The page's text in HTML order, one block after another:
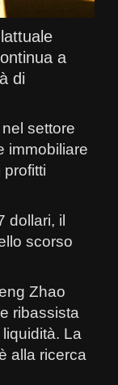
a
di
settore
immobiliare
dollari, il
scorso
Zhao
ribassista
La
alla ricerca